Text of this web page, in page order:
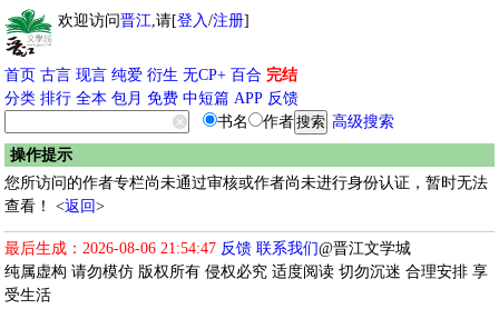
欢迎访问晋江,请[登入/注册]
首页 古言 现言 纯爱 衍生 无CP+ 百合 完结
分类 排行 全本 包月 免费 中短篇 APP 反馈
书名
作者
高级搜索
操作提示
您所访问的作者专栏尚未通过审核或作者尚未进行身份认证，暂时无法
查看！ <返回>
最后生成：2026-08-06 21:54:47 反馈 联系我们@晋江文学城
纯属虚构 请勿模仿 版权所有 侵权必究 适度阅读 切勿沉迷 合理安排 享
受生活